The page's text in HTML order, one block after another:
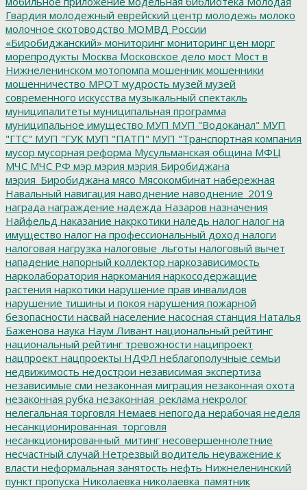
Гвардия молодежный еврейский центр молодежь молоко
молочное скотоводство МОМВД России
«Биробиджанский» мониторинг мониторинг цен морг
морепродукты Москва Московское дело мост Мост в
Нижнеленинском мотопомпа мошенник мошенники
мошенничество МРОТ мудрость музей музей
современного искусства музыкальный спектакль
муниципалитеты муниципальная программа
муниципальное имущество МУП МУП "Водоканал" МУП
"ГТС" МУП "ГУК МУП "ПАТП" МУП "Транспортная компания
мусор мусорная реформа Мусульманская община МФЦ
МЧС МЧС РФ мэр мэрия мэрия Биробиджана
мэрия_Биробиджана мясо Мясокомбинат набережная
Навальный навигация наводнение наводнение_2019
награда награждение надежда Назаров назначения
Найфельд наказание накркотики наледь налог налог на
имущество налог на профессиональный доход налоги
налоговая нагрузка налоговые_льготы налоговый вычет
нападение напорный коллектор наркозависимость
нарколаборатория наркомания наркосодержащие
растения наркотики нарушение прав инвалидов
нарушение тишины и покоя нарушения пожарной
безопасности насвай население насосная станция Наталья
Баженова наука Наум Ливант национальный рейтинг
национальный рейтинг тревожности наципроект
нацпроект нацпроекты НДФЛ неблагополучные семьи
недвижимость недострои независимая экспертиза
независимые сми незаконная миграция незаконная охота
незаконная рубка незаконная_реклама некролог
нелегальная торговля Немаев непогода нерабочая неделя
несанкционированная_торговля
несанкционированный_митинг несовершеннолетние
несчастный случай Нетрезвый водитель неуважение к
власти неформальная занятость нефть Нижнеленинский
пункт пропуска Николаевка николаевка_памятник